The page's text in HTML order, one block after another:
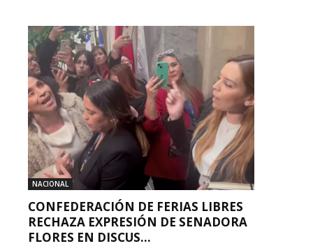
NACIONAL
CONFEDERACIÓN DE FERIAS LIBRES
RECHAZA EXPRESIÓN DE SENADORA
FLORES EN DISCUS...